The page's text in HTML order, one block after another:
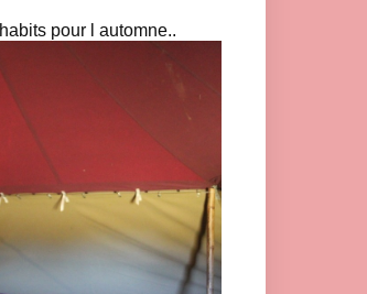
pour l automne..